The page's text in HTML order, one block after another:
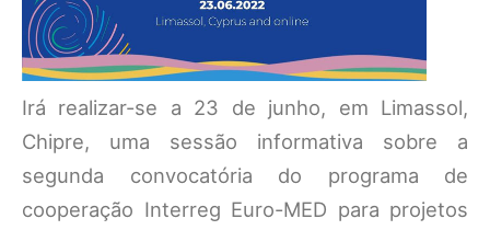
Irá realizar-se a 23 de junho, em Limassol,
Chipre, uma sessão informativa sobre a
segunda convocatória do programa de
cooperação Interreg Euro-MED para projetos